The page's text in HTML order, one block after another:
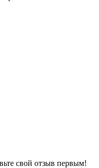
свой отзыв первым!